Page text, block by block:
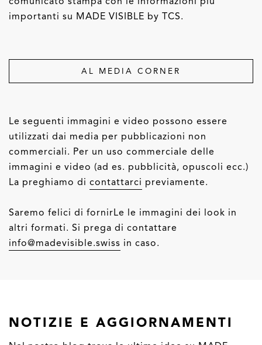
importanti su MADE VISIBLE by TCS.
AL MEDIA CORNER
Le seguenti immagini e video possono essere
utilizzati dai media per pubblicazioni non
commerciali. Per un uso commerciale delle
immagini e video (ad es. pubblicità, opuscoli ecc.)
La preghiamo di contattarci previamente.
Saremo felici di fornirLe le immagini dei look in
altri formati. Si prega di contattare
info@madevisible.swiss in caso.
NOTIZIE E AGGIORNAMENTI